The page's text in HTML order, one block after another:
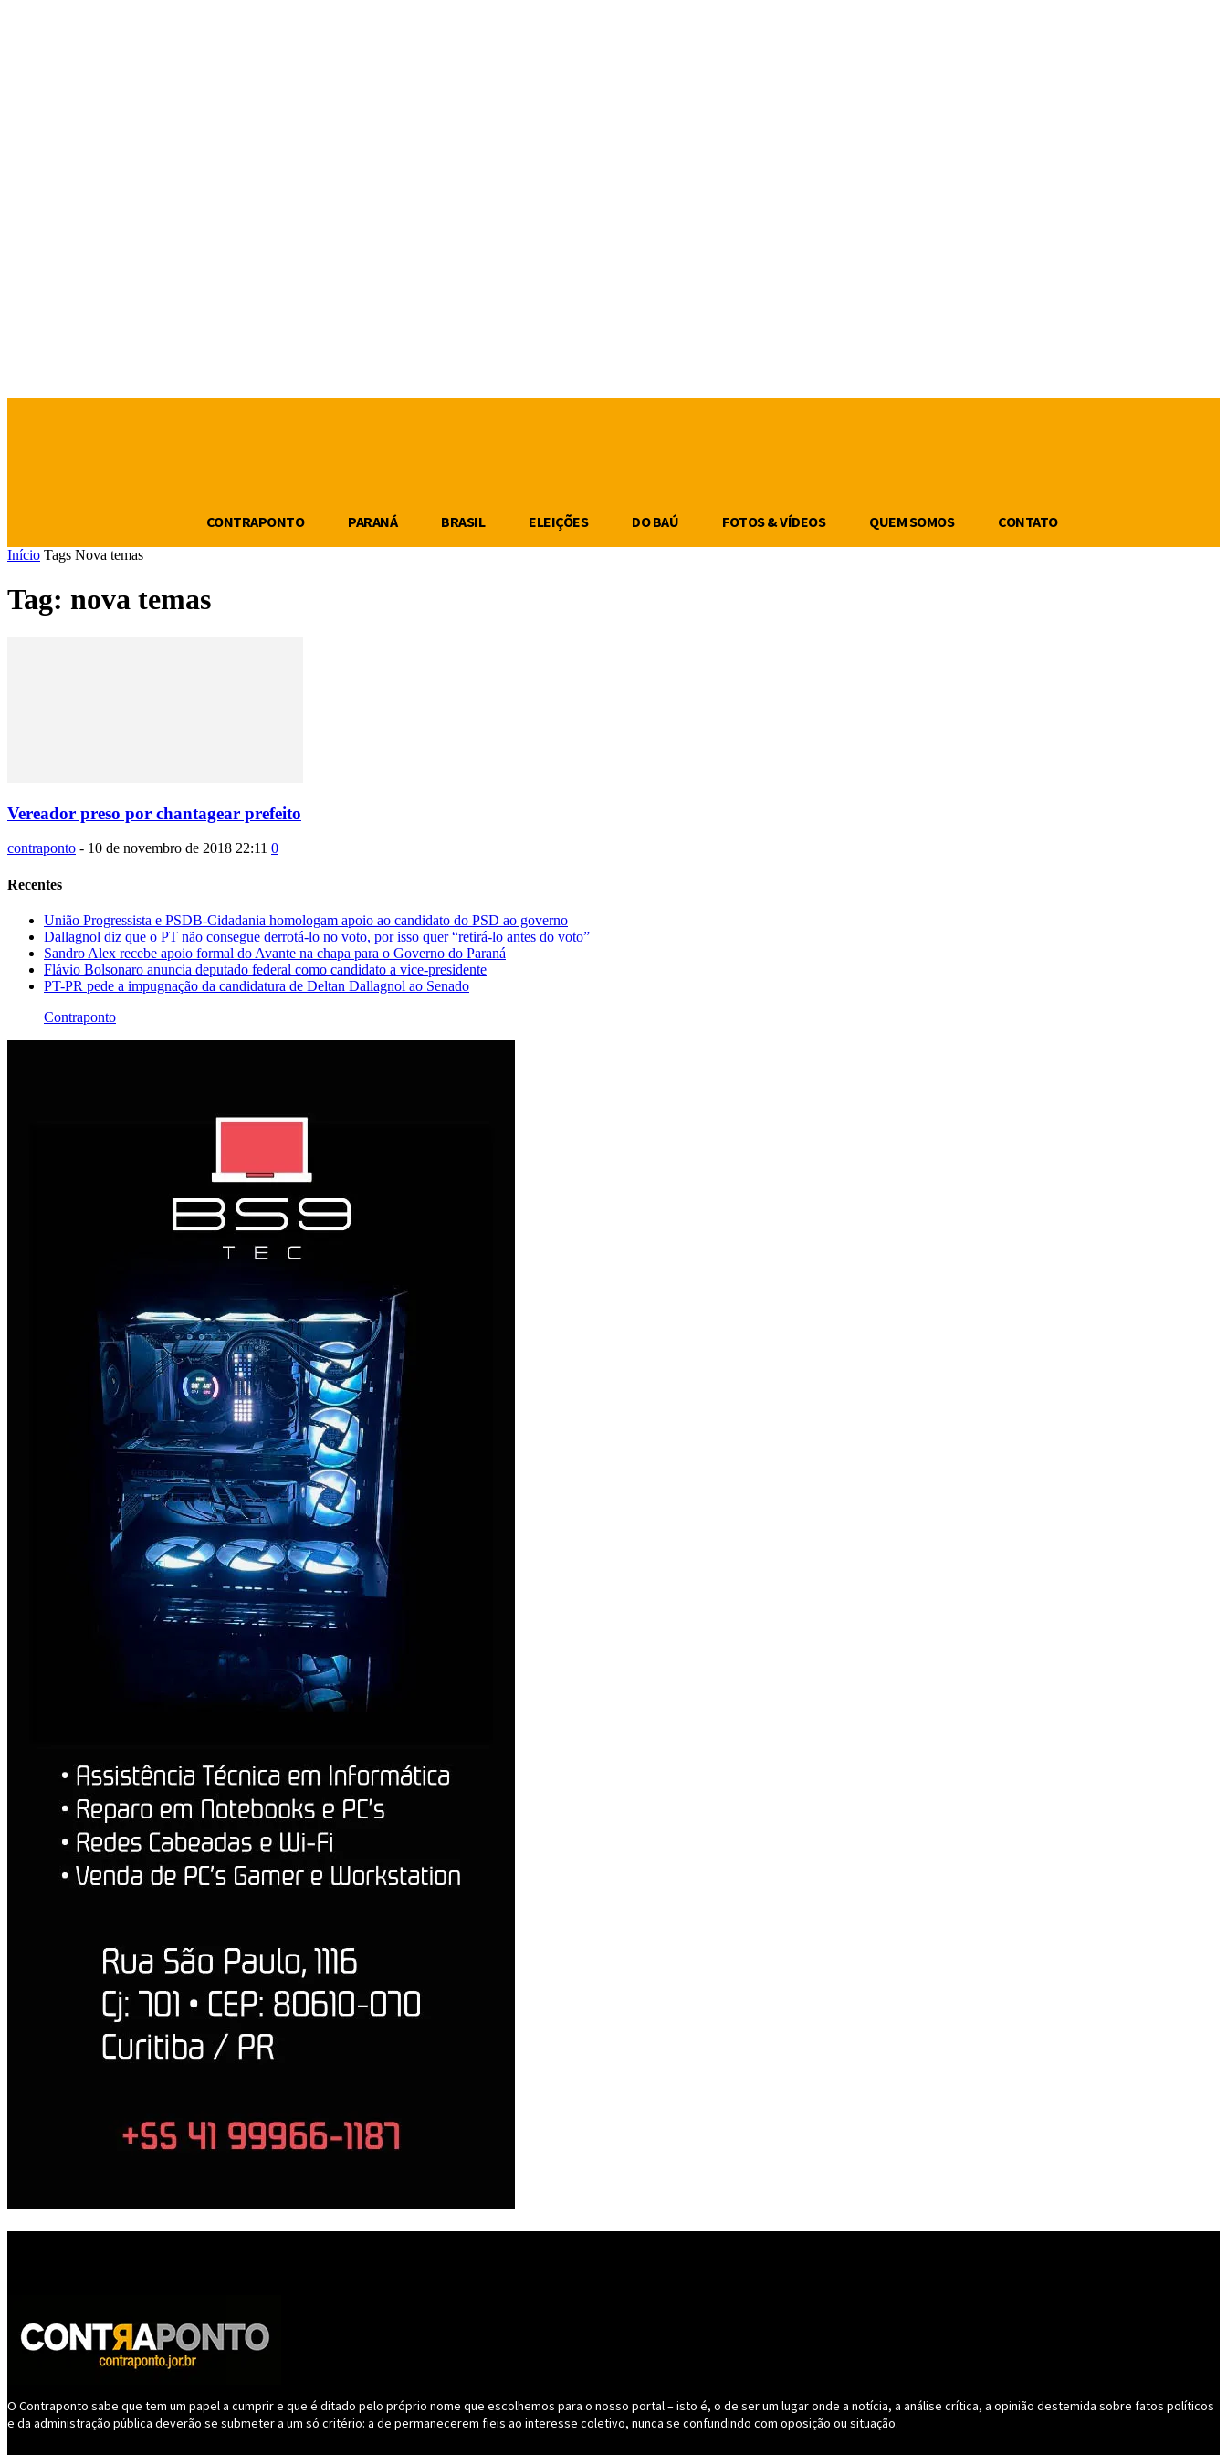
CONTRAPONTO PARANÁ BRASIL ELEIÇÕES DO BAÚ FOTOS & VÍDEOS QUEM SOMOS CONTATO
Início Tags Nova temas
Tag: nova temas
Vereador preso por chantagear prefeito
contraponto - 10 de novembro de 2018 22:11 0
Recentes
União Progressista e PSDB-Cidadania homologam apoio ao candidato do PSD ao governo
Dallagnol diz que o PT não consegue derrotá-lo no voto, por isso quer “retirá-lo antes do voto”
Sandro Alex recebe apoio formal do Avante na chapa para o Governo do Paraná
Flávio Bolsonaro anuncia deputado federal como candidato a vice-presidente
PT-PR pede a impugnação da candidatura de Deltan Dallagnol ao Senado
Contraponto
O Contraponto sabe que tem um papel a cumprir e que é ditado pelo próprio nome que escolhemos para o nosso portal – isto é, o de ser um lugar onde a notícia, a análise crítica, a opinião destemida sobre fatos políticos
e da administração pública deverão se submeter a um só critério: a de permanecerem fieis ao interesse coletivo, nunca se confundindo com oposição ou situação.